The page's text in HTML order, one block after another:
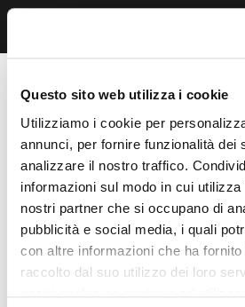
Questo sito web utilizza i cookie
Utilizziamo i cookie per
annunci, per fornire funzionalità dei
analizzare il nostro traffico.
informazioni sul modo in cui
nostri partner che si occupano di
pubblicità e social media, i quali
con altre informazioni che ha
raccolto dal suo utilizzo dei loro